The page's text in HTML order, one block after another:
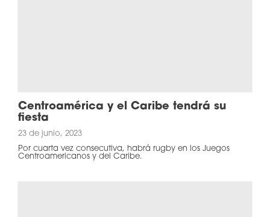
Centroamérica y el Caribe tendrá su
fiesta
23 de junio, 2023
Por cuarta vez consecutiva, habrá rugby en los Juegos
Centroamericanos y del Caribe.